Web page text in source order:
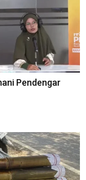
Pendengar